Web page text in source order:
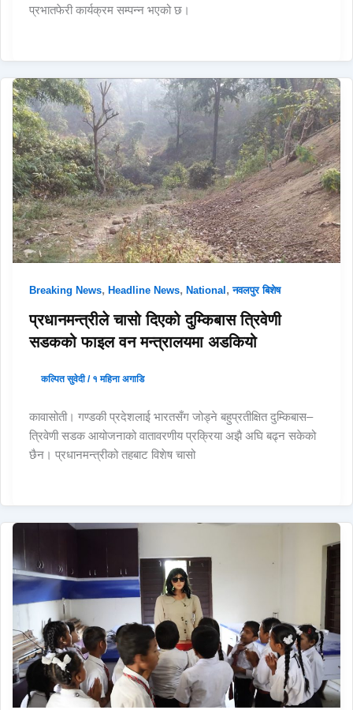
प्रभातफेरी कार्यक्रम सम्पन्न भएको छ।
Breaking News,Headline News,National ,नवलपुर बिशेष
प्रधानमन्त्रीले चासो दिएको दुम्किबास त्रिवेणी
सडकको फाइल वन मन्त्रालयमा अडकियो
कल्पित सुवेदी/ १ महिना अगाडि
कावासोती। गण्डकी प्रदेशलाई भारतसँग जोड्ने बहुप्रतीक्षित दुम्किबास–
त्रिवेणी सडक आयोजनाको वातावरणीय प्रक्रिया अझै अघि बढ्न सकेको
छैन। प्रधानमन्त्रीको तहबाट विशेष चासो